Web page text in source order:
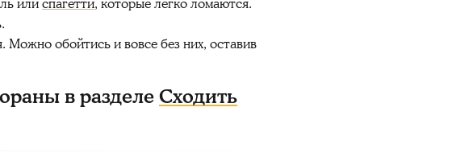
Можно обойтись и вовсе без них, оставив
в разделеСходить